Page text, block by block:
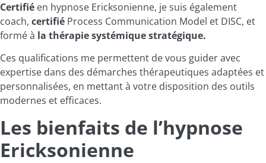
Certifié en hypnose Ericksonienne, je suis également
coach, certifié Process Communication Model et DISC, et
formé à la thérapie systémique stratégique.
Ces qualifications me permettent de vous guider avec
expertise dans des démarches thérapeutiques adaptées et
personnalisées, en mettant à votre disposition des outils
modernes et efficaces.
Les bienfaits de l’hypnose
Ericksonienne